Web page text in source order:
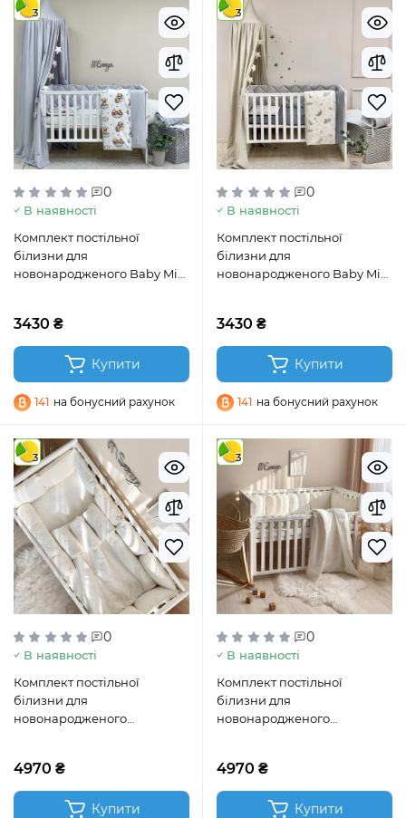
3
0
В наявності
Комплект постільної
білизни для
новонародженого Baby Mix
3430 ₴
Купити
141 на бонусний рахунок
3
0
В наявності
Комплект постільної
білизни для
новонародженого Baby Mix
3430 ₴
Купити
141 на бонусний рахунок
3
0
В наявності
Комплект постільної
білизни для
новонародженого
4970 ₴
Купити
3
0
В наявності
Комплект постільної
білизни для
новонародженого
4970 ₴
Купити